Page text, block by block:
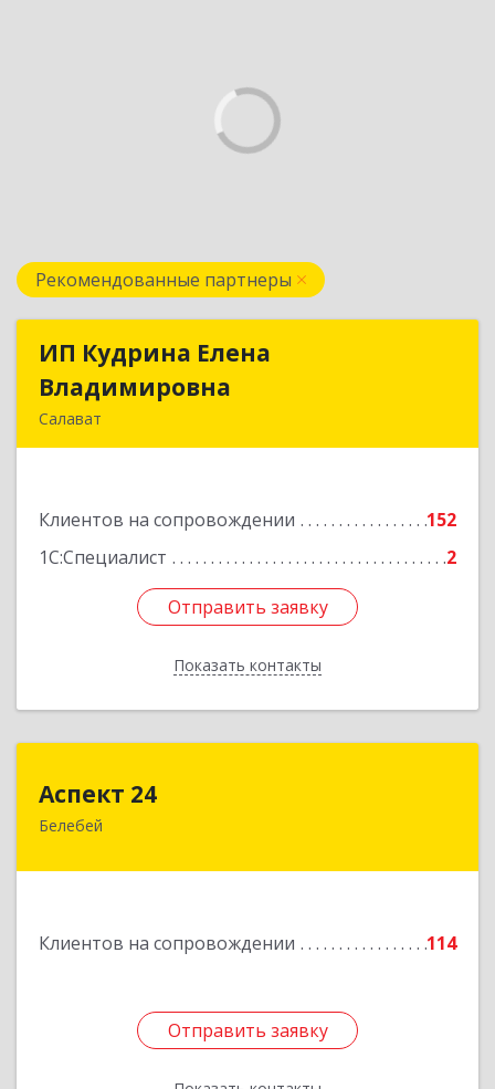
Рекомендованные партнеры
ИП Кудрина Елена
Владимировна
Салават
Клиентов на сопровождении
152
1С:Специалист
2
Отправить заявку
Показать контакты
ИП Кудрина Елена
Подробнее
Отправить заявку
Назад
Аспект 24
Белебей
Клиентов на сопровождении 114
Отправить заявку
452000, Башкортостан Респ, Белебей г, им
Отправить заявку